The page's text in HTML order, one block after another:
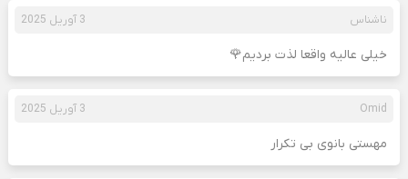
ناشناس 3 آوریل 2025
خیلی عالیه واقعا لذت بردیم🌹
Omid 3 آوریل 2025
مهستی بانوی بی تکرار